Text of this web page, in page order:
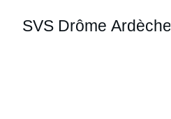
SVS Drôme Ardèche